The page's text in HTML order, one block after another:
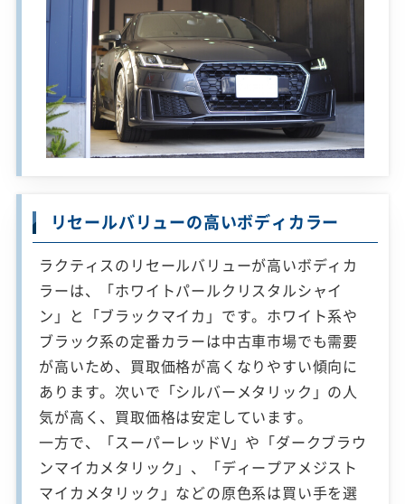
リセールバリューの高いボディカラー
ラクティスのリセールバリューが高いボディカ
ラーは、「ホワイトパールクリスタルシャイ
ン」と「ブラックマイカ」です。ホワイト系や
ブラック系の定番カラーは中古車市場でも需要
が高いため、買取価格が高くなりやすい傾向に
あります。次いで「シルバーメタリック」の人
気が高く、買取価格は安定しています。
一方で、「スーパーレッドV」や「ダークブラウ
ンマイカメタリック」、「ディープアメジスト
マイカメタリック」などの原色系は買い手を選